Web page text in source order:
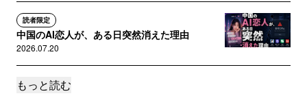
読者限定
中国のAI恋人が、ある日突然消えた理由
2026.07.20
読者限定
もっと読む